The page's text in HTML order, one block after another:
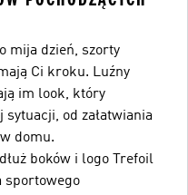
mija dzień, szorty
Ci kroku. Luźny
im look, który
od załatwiania
domu.
boków i logo Trefoil
sportowego